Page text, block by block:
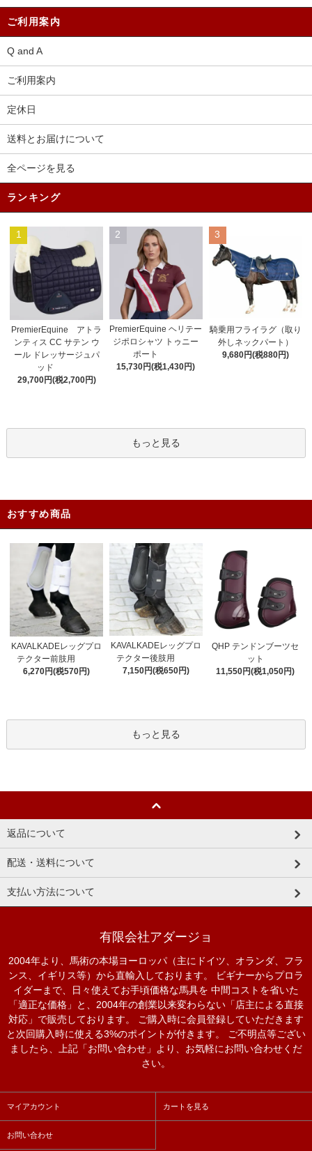
ご利用案内
Q and A
ご利用案内
定休日
送料とお届けについて
全ページを見る
ランキング
1
PremierEquine アトラ
ンティス CC サテン ウ
ール ドレッサージュパ
ッド
29,700円(税2,700円)
2
PremierEquine ヘリテー
ジポロシャツ トゥニー
ポート
15,730円(税1,430円)
3
騎乗用フライラグ（取り
外しネックパート）
9,680円(税880円)
もっと見る
おすすめ商品
KAVALKADEレッグプロ
テクター前肢用
6,270円(税570円)
KAVALKADEレッグプロ
テクター後肢用
7,150円(税650円)
QHP テンドンブーツセ
ット
11,550円(税1,050円)
もっと見る
返品について
配送・送料について
支払い方法について
有限会社アダージョ
2004年より、馬術の本場ヨーロッパ（主にドイツ、オランダ、フラ
ンス、イギリス等）から直輸入しております。 ビギナーからプロラ
イダーまで、日々使えてお手頃価格な馬具を 中間コストを省いた
「適正な価格」と、2004年の創業以来変わらない「店主による直接
対応」で販売しております。 ご購入時に会員登録していただきます
と次回購入時に使える3%のポイントが付きます。 ご不明点等ござい
ましたら、上記「お問い合わせ」より、お気軽にお問い合わせくだ
さい。
マイアカウント カートを見る
お問い合わせ